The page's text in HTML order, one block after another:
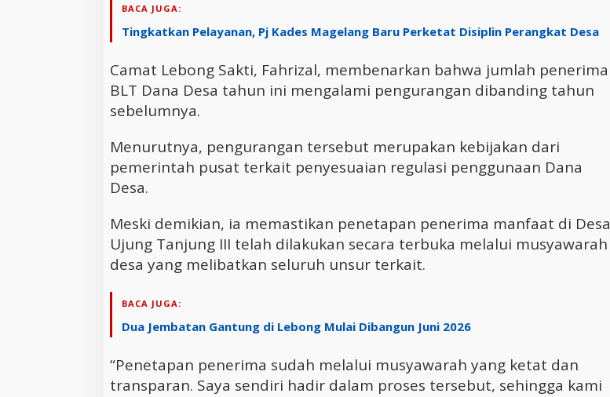
BACA JUGA:
Tingkatkan Pelayanan, Pj Kades Magelang Baru Perketat Disiplin Perangkat Desa
Camat Lebong Sakti, Fahrizal, membenarkan bahwa jumlah penerima
BLT Dana Desa tahun ini mengalami pengurangan dibanding tahun
sebelumnya.
Menurutnya, pengurangan tersebut merupakan kebijakan dari
pemerintah pusat terkait penyesuaian regulasi penggunaan Dana
Desa.
Meski demikian, ia memastikan penetapan penerima manfaat di Desa
Ujung Tanjung III telah dilakukan secara terbuka melalui musyawarah
desa yang melibatkan seluruh unsur terkait.
BACA JUGA:
Dua Jembatan Gantung di Lebong Mulai Dibangun Juni 2026
“Penetapan penerima sudah melalui musyawarah yang ketat dan
transparan. Saya sendiri hadir dalam proses tersebut, sehingga kami